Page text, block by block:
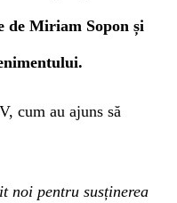
de Miriam Sopon și
cum au ajuns să
noi pentru susținerea